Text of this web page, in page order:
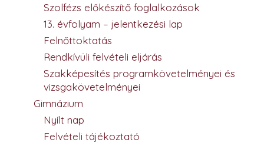
Szolfézs előkészítő foglalkozások
13. évfolyam – jelentkezési lap
Felnőttoktatás
Rendkívüli felvételi eljárás
Szakképesítés programkövetelményei és
vizsgakövetelményei
Gimnázium
Nyílt nap
Felvételi tájékoztató